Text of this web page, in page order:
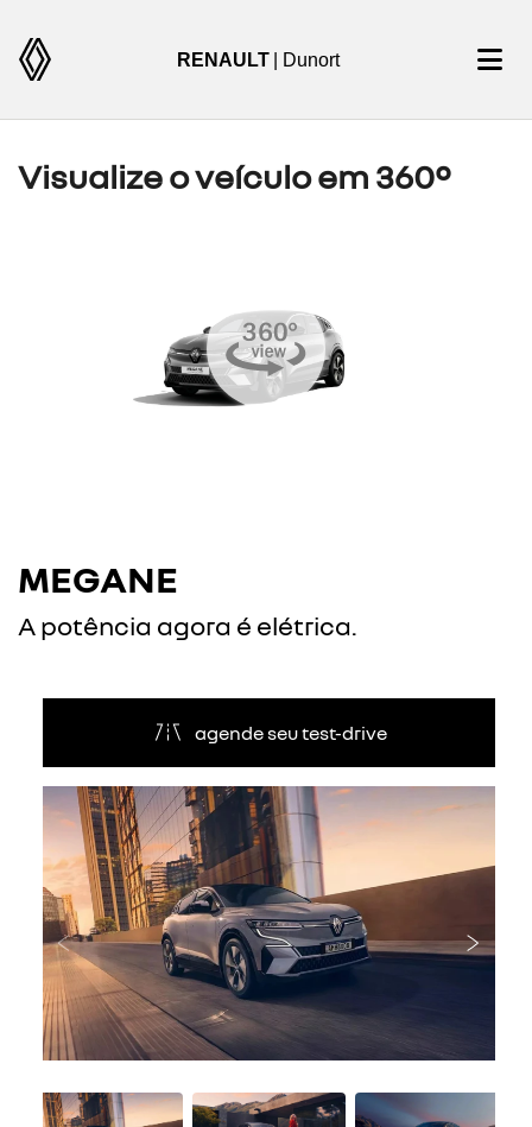
RENAULT | Dunort
Visualize o veículo em 360°
MEGANE
A potência agora é elétrica.
agende seu test-drive
Anterior